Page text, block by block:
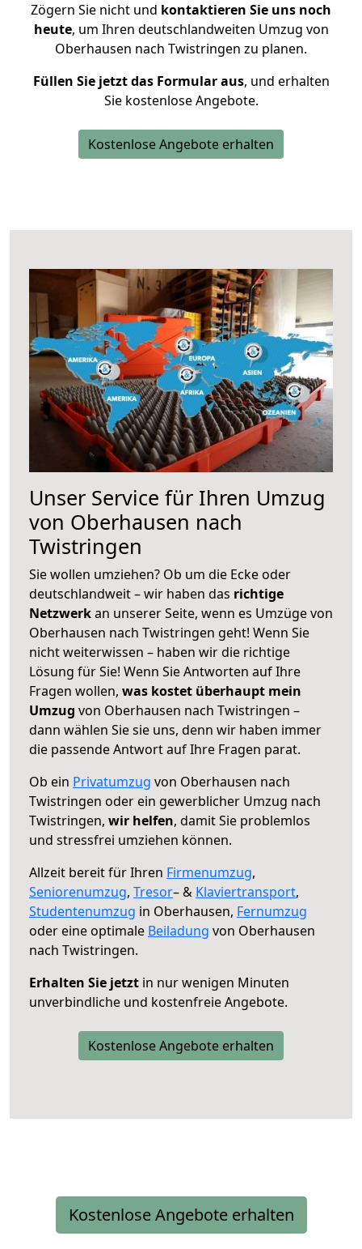
Zögern Sie nicht und kontaktieren Sie uns noch
heute, um Ihren deutschlandweiten Umzug von
Oberhausen nach Twistringen zu planen.
Füllen Sie jetzt das Formular aus, und erhalten
Sie kostenlose Angebote.
Kostenlose Angebote erhalten
Unser Service für Ihren Umzug
von Oberhausen nach
Twistringen
Sie wollen umziehen? Ob um die Ecke oder
deutschlandweit – wir haben das richtige
Netzwerkan unserer Seite, wenn es Umzüge von
Oberhausen nach Twistringen geht! Wenn Sie
nicht weiterwissen – haben wir die richtige
Lösung für Sie! Wenn Sie Antworten auf Ihre
Fragen wollen, was kostet überhaupt mein
Umzug von Oberhausen nach Twistringen –
dann wählen Sie sie uns, denn wir haben immer
die passende Antwort auf Ihre Fragen parat.
Ob ein Privatumzug von Oberhausen nach
Twistringen oder ein gewerblicher Umzug nach
Twistringen, wir helfen, damit Sie problemlos
und stressfrei umziehen können.
Allzeit bereit für Ihren Firmenumzug,
Seniorenumzug, Tresor– & Klaviertransport,
Studentenumzug in Oberhausen, Fernumzug
oder eine optimale Beiladung von Oberhausen
nach Twistringen.
Erhalten Sie jetzt in nur wenigen Minuten
unverbindliche und kostenfreie Angebote.
Kostenlose Angebote erhalten
Kostenlose Angebote erhalten